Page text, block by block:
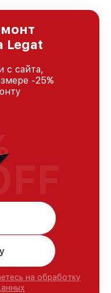
Legat
с сайта,
-25%
на обработку